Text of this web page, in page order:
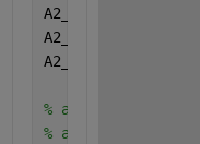
A2_1_1 = -0.2012;
A2_1_2 = -0.5086;
A2_2_1 = 0.0171;
% a1 = sin(pi.*Z);
% a2 =